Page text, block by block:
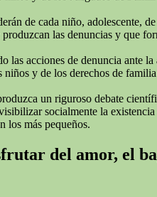
de cada niño,
las denuncias y
las acciones de denuncia
y de los derechos de
un riguroso debate
socialmente la
los más pequeños.
del amor, el